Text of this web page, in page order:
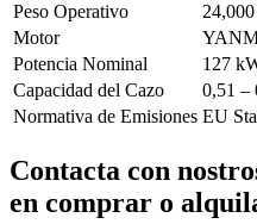
Peso Operativo
Motor
Potencia Nominal
127
Capacidad del Cazo
0,51 –
Normativa de Emisiones EU
Contacta con
en comprar o